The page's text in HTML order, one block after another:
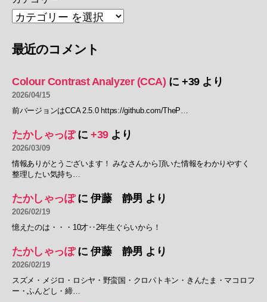
最近のコメント
Colour Contrast Analyzer (CCA) に+39より
2026/04/15
前バージョンはCCA 2.5.0 https://github.com/TheP…
たかしゃっぽに +39より
2026/03/09
情報ありがとうございます！ みなさんから頂いた情報をわかりやすく
整理したい気持ち…
たかしゃっぽに 伊藤 静男 より
2026/02/19
憶えたのは・・・10才‥2年生ぐらいから！
たかしゃっぽに 伊藤 静男 より
2026/02/19
スズメ・メジロ・ロシヤ・野蛮国・クロパトキン・きんたま・マコロフ
ー・ふんどし・締…